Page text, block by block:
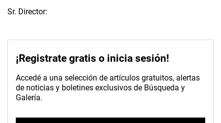
Sr. Director:
¡Registrate gratis o inicia sesión!
Accedé a una selección de artículos gratuitos, alertas
de noticias y boletines exclusivos de Búsqueda y
Galería.